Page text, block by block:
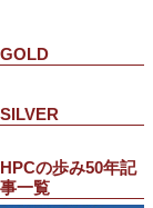
GOLD
SILVER
HPCの歩み50年記
事一覧